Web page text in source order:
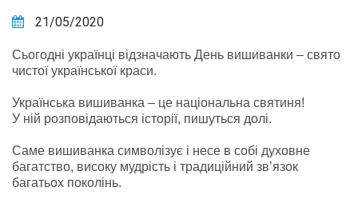
21/05/2020
Сьогодні українці відзначають День вишиванки – свято
чистої української краси.
Українська вишиванка – це національна святиня!
У ній розповідаються історії, пишуться долі.
Саме вишиванка символізує і несе в собі духовне
багатство, високу мудрість і традиційний зв’язок
багатьох поколінь.